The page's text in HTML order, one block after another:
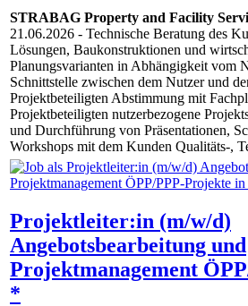
STRABAG Property and Facility
21.06.2026 - Technische Beratung des
Lösungen, Baukonstruktionen und
Planungsvarianten in Abhängigkeit vom
Schnittstelle zwischen dem Nutzer und
Projektbeteiligten Abstimmung mit
Projektbeteiligten nutzerbezogene
und Durchführung von Präsentationen,
Workshops mit dem Kunden Qualitäts-,
Projektleiter:in (m/w/d)
Angebotsbearbeitung und
Projektmanagement
*